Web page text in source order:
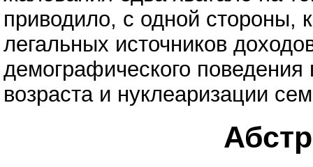
приводило, с одной стороны,
легальных источников
демографического
возраста и нуклеаризации